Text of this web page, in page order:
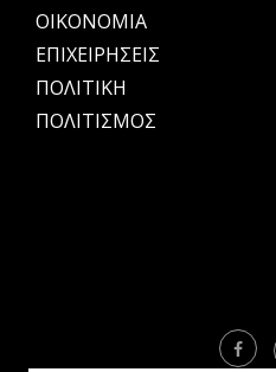
OIKONOMIA
ΕΠΙΧΕΙΡΗΣΕΙΣ
ΠΟΛΙΤΙΚΗ
ΠΟΛΙΤΙΣΜΟΣ